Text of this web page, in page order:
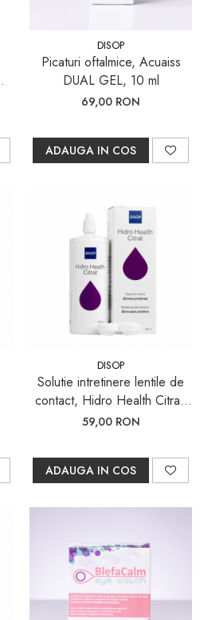
DISOP
Picaturi oftalmice, Acuaiss
DUAL GEL, 10 ml
69,00 RON
ADAUGA IN COS
DISOP
Solutie intretinere lentile de
contact, Hidro Health Citrat,
360 ml
59,00 RON
ADAUGA IN COS